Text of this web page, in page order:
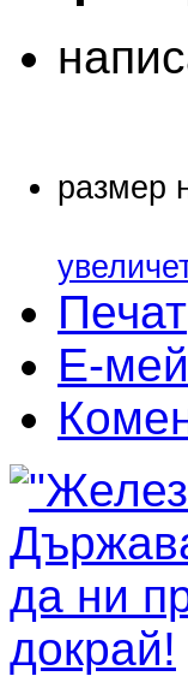
размер
Печат
Е-